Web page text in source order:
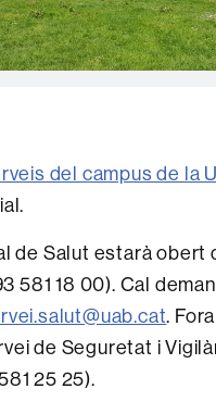
del campus de la
de Salut estarà obert
581 18 00). Cal
.
de Seguretat i
25 25).